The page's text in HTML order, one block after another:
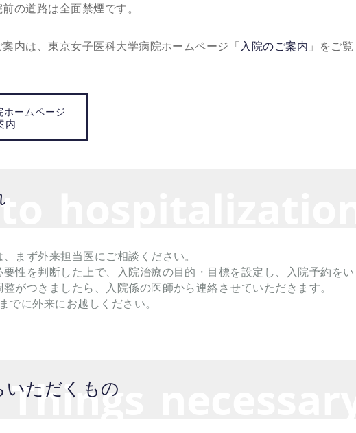
の道路は全面禁煙です。
内は、東京女子医科大学病院ホームページ「入院のご案内 」をご覧
ームページ
内
hospitalization
まず外来担当医にご相談ください。
性を判断した上で、入院治療の目的・目標を設定し、入院予約をい
がつきましたら、入院係の医師から連絡させていただきます。
でに外来にお越しください。
いただくもの
Things necessary